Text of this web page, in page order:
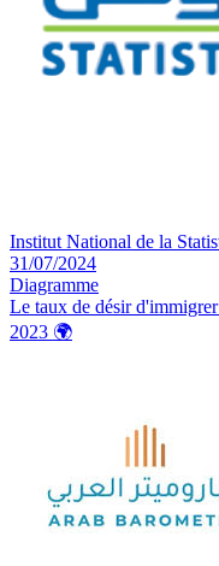
Institut National de la
31/07/2024
Diagramme
Le taux de désir
2023 🌍️